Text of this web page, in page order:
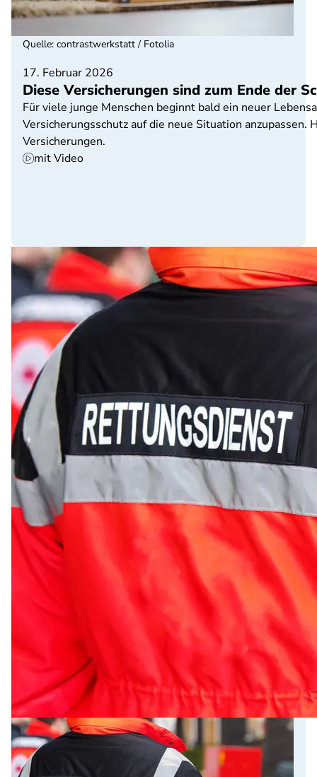
17. Februar 2026
Diese Versicherungen sind zum Ende der
Für viele junge Menschen beginnt bald ein neuer
Versicherungsschutz auf die neue Situation
Versicherungen.
mit Video
Quelle: contrastwerkstatt / Fotolia